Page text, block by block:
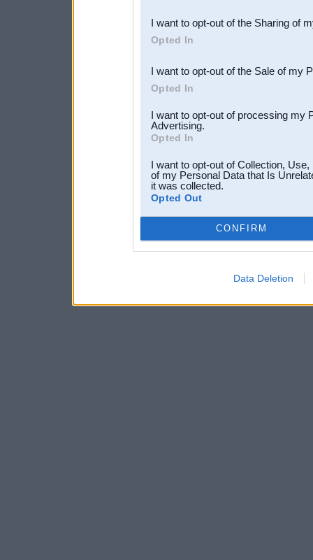
Downstream Participants
third parties.
I want to opt-out of the Sharing of
Opted In
I want to opt-out of the Sale of my
Opted In
I want to opt-out of processing my
Advertising.
Opted In
I want to opt-out of Collection,
of my Personal Data that Is
it was collected.
Opted Out
CONFIRM
Data Deletion